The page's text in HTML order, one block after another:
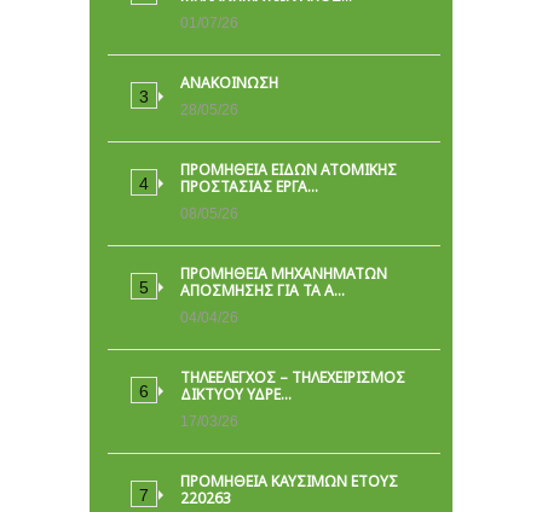
01/07/26
ΑΝΑΚΟΙΝΩΣΗ
28/05/26
ΠΡΟΜΉΘΕΙΑ ΕΙΔΏΝ ΑΤΟΜΙΚΉΣ
ΠΡΟΣΤΑΣΊΑΣ ΕΡΓΑ…
08/05/26
ΠΡΟΜΗΘΕΙΑ ΜΗΧΑΝΗΜΑΤΩΝ
ΑΠΟΣΜΗΣΗΣ ΓΙΑ ΤΑ Α…
04/04/26
ΤΗΛΕΕΛΕΓΧΟΣ – ΤΗΛΕΧΕΙΡΙΣΜΟΣ
ΔΙΚΤΥΟΥ ΥΔΡΕ…
17/03/26
ΠΡΟΜΗΘΕΙΑ ΚΑΥΣΙΜΩΝ ΕΤΟΥΣ
220263